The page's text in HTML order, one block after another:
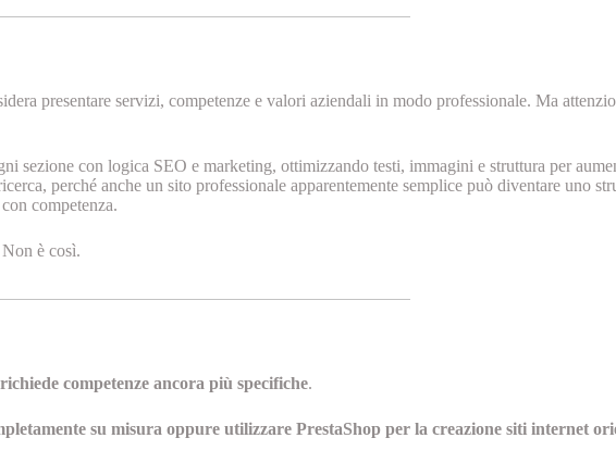
presentare servizi, competenze e valori aziendali in modo professionale. Ma
sezione con logica SEO e marketing, ottimizzando testi, immagini e struttura per
perché anche un sito professionale apparentemente semplice può diventare uno
competenza.
è così.
competenze ancora più specifiche.
su misura oppure utilizzare PrestaShop per la creazione siti internet